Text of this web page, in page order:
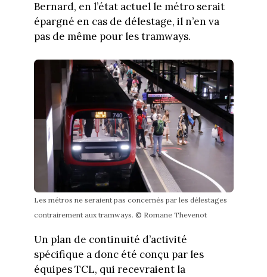
Bernard, en l’état actuel le métro serait
épargné en cas de délestage, il n’en va
pas de même pour les tramways.
Les métros ne seraient pas concernés par les délestages
contrairement aux tramways. © Romane Thevenot
Un plan de continuité d’activité
spécifique a donc été conçu par les
équipes TCL, qui recevraient la